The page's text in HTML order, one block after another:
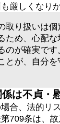
厳しくなり
取り扱いは個
ため、心配
のが確実で
とが、自分を
は不貞・
合、法的リ
709条は、